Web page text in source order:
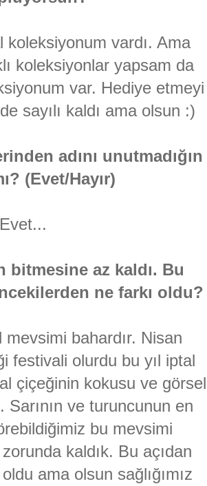
vardı. Ama
koleksiyonlar yapsam da
var. Hediye etmeyi
sayılı kaldı ama olsun :)
adını unutmadığın
(Evet/Hayır)
Evet...
bitmesine az kaldı. Bu
ne farkı oldu?
mevsimi bahardır. Nisan
festivali olurdu bu yıl iptal
çiçeğinin kokusu ve görsel
ve turuncunun en
bu mevsimi
kaldık. Bu açıdan
ama olsun sağlığımız